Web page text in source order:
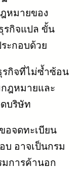
หมายของ
รกิจแปล ขั้น
ะกอบด้วย
รกิจที่ไม่ซ้ำซ้อน
ฎหมายและ
บริษัท
อจดทะเบียน
อาจเป็นกรม
การค้านอก